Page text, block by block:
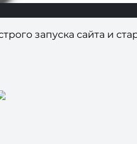
запуска сайта и